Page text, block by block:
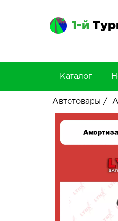
1-й
Каталог
Автотовары /